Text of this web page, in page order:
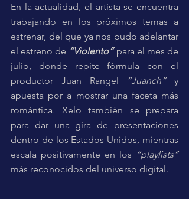
En la actualidad, el artista se encuentra
trabajando en los próximos temas a
estrenar, del que ya nos pudo adelantar
el estreno de “Violento” para el mes de
julio, donde repite fórmula con el
productor Juan Rangel
“Juanch” y
apuesta por a mostrar una faceta más
romántica. Xelo también se prepara
para dar una gira de presentaciones
dentro de los Estados Unidos, mientras
escala positivamente en los
“playlists”
más reconocidos del universo digital.